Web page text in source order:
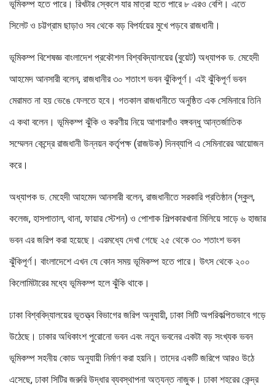
ভূমিকম্প হতে পারে। রিখটার স্কেলে যার মাত্রা হতে পারে ৮ এরও বেশি। এতে
সিলেট ও চট্টগ্রাম ছাড়াও সব থেকে বড় বিপর্যয়ের মুখে পড়বে রাজধানী।
ভূমিকম্প বিশেষজ্ঞ বাংলাদেশ প্রকৌশল বিশ্ববিদ্যালয়ের (বুয়েট) অধ্যাপক ড. মেহেদী
আহমেদ আনসারী বলেন, রাজধানীর ৩০ শতাংশ ভবন ঝুঁকিপূর্ণ। এই ঝুঁকিপূর্ণ ভবন
মেরামত না হয় ভেঙে ফেলতে হবে। গতকাল রাজধানীতে অনুষ্ঠিত এক সেমিনারে তিনি
এ কথা বলেন। ভূমিকম্প ঝুঁকি ও করণীয় নিয়ে আগারগাঁও বঙ্গবন্ধু আন্তর্জাতিক
সম্মেলন কেন্দ্রে রাজধানী উন্নয়ন কর্তৃপক্ষ (রাজউক) দিনব্যাপি এ সেমিনারের আয়োজন
করে।
অধ্যাপক ড. মেহেদী আহমেদ আনসারী বলেন, রাজধানীতে সরকারি প্রতিষ্ঠান (স্কুল,
কলেজ, হাসপাতাল, থানা, ফায়ার স্টেশন) ও পোশাক শিল্পকারখানা মিলিয়ে সাড়ে ৬ হাজার
ভবন এর জরিপ করা হয়েছে। এরমধ্যে দেখা গেছে ২৫ থেকে ৩০ শতাংশ ভবন
ঝুঁকিপূর্ণ। বাংলাদেশে এখন যে কোন সময় ভূমিকম্প হতে পারে। উৎস থেকে ২০০
কিলোমিটারের মধ্যে ভূমিকম্প হলে ঝুঁকি থাকে।
ঢাকা বিশ্ববিদ্যালয়ের ভূতত্ত্ব বিভাগের জরিপ অনুযায়ী, ঢাকা সিটি অপরিকল্পিতভাবে গড়ে
উঠেছে। ঢাকার অধিকাংশ পুরোনো ভবন এবং নতুন ভবনের একটা বড় সংখ্যক ভবন
ভূমিকম্প সহনীয় কোড অনুযায়ী নির্মাণ করা হয়নি। তাদের একটি জরিপে আরও উঠে
এসেছে, ঢাকা সিটির জরুরি উদ্ধার ব্যবস্থাপনা অত্যন্ত নাজুক। ঢাকা শহরের কেন্দ্র